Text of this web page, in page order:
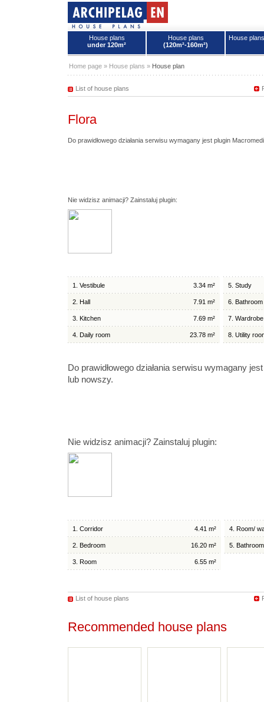
House plans
under 120m²
House plans
(120m²-160m²)
House
Home page » House plans » House plan
List of house plans
Flora
Do prawidłowego działania serwisu wymagany jest plugin
Nie widzisz animacji? Zainstaluj plugin:
1. Vestibule 3.34 m² 5. Study
2. Hall 7.91 m² 6. Bathroom
3. Kitchen 7.69 m² 7. Wardrobe
4. Daily room 23.78 m² 8. Utility
Do prawidłowego działania serwisu wymagany
lub nowszy.
Nie widzisz animacji? Zainstaluj plugin:
1. Corridor 4.41 m² 4. Room/
2. Bedroom 16.20 m² 5. Bathroom
3. Room 6.55 m²
List of house plans
Recommended house plans